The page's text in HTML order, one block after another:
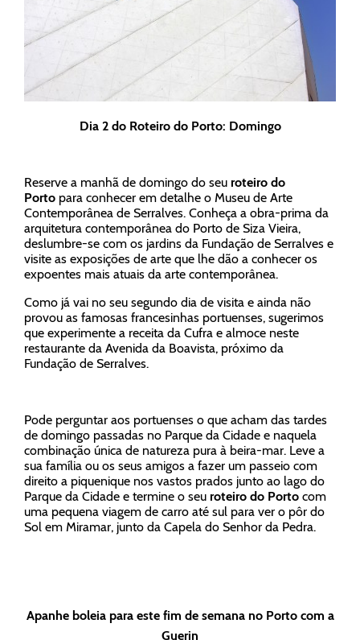
Dia 2 do Roteiro do Porto: Domingo
Reserve a manhã de domingo do seu roteiro do
Porto para conhecer em detalhe o Museu de Arte
Contemporânea de Serralves. Conheça a obra-prima da
arquitetura contemporânea do Porto de Siza Vieira,
deslumbre-se com os jardins da Fundação de Serralves e
visite as exposições de arte que lhe dão a conhecer os
expoentes mais atuais da arte contemporânea.
Como já vai no seu segundo dia de visita e ainda não
provou as famosas francesinhas portuenses, sugerimos
que experimente a receita da Cufra e almoce neste
restaurante da Avenida da Boavista, próximo da
Fundação de Serralves.
Pode perguntar aos portuenses o que acham das tardes
de domingo passadas no Parque da Cidade e naquela
combinação única de natureza pura à beira-mar. Leve a
sua família ou os seus amigos a fazer um passeio com
direito a piquenique nos vastos prados junto ao lago do
Parque da Cidade e termine o seu roteiro do Porto com
uma pequena viagem de carro até sul para ver o pôr do
Sol em Miramar, junto da Capela do Senhor da Pedra.
Apanhe boleia para este fim de semana no Porto com a
Guerin